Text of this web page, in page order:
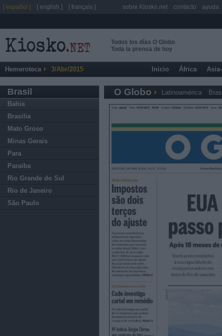
Todos los días O Globo
Toda la prensa de hoy
Hemeroteca 3/Abr/2015 Inicio África
Brasil
Bahia
Brasilia
Mato Groso
Minas Gerais
Para
Paraiba
Rio Grande do Sul
Rio de Janeiro
São Paulo
O Globo Latinoamérica
[ español ] [ english ] [ français ] sobre Kiosko.net contacto ayuda